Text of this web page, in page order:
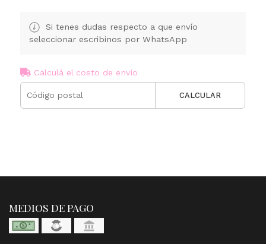
Si tenes dudas respecto a que envío
seleccionar escribinos por WhatsApp
Calculá el costo de envío
CALCULAR
MEDIOS DE PAGO